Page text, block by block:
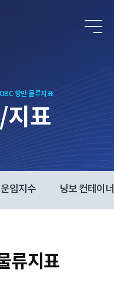
항만∙물류지표
지표
임지수 닝보 컨테이
류지표